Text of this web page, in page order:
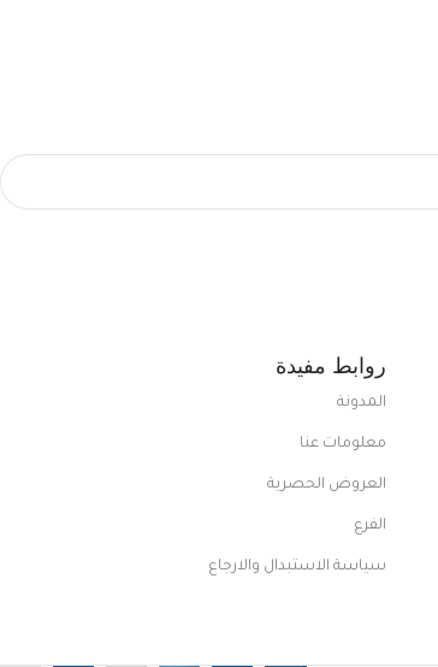
روابط مفيدة
المدونة
معلومات عنا
العروض الحصرية
الفرع
سياسة الاستبدال والارجاع